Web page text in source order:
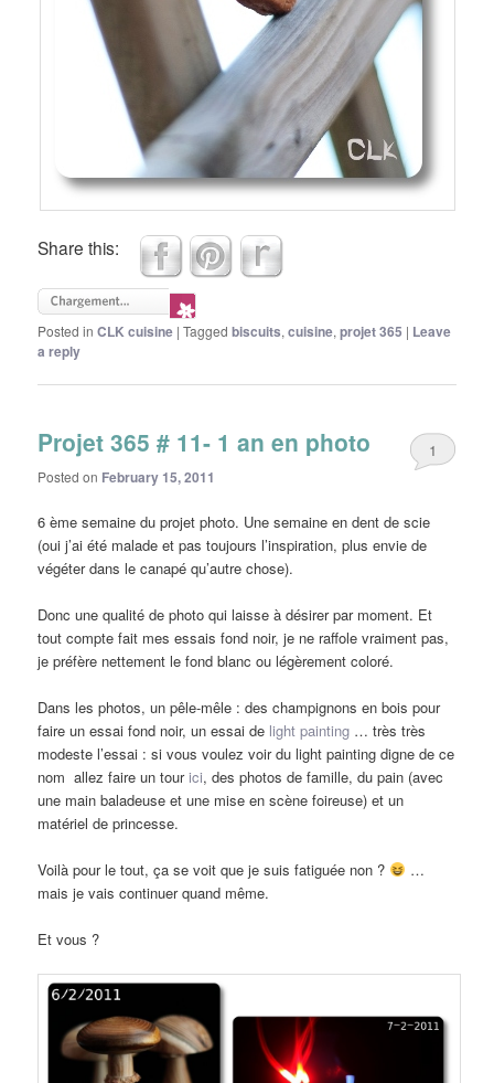
Share this:
Posted in CLK cuisine |Tagged biscuits,cuisine,projet 365 | Leave
a reply
Projet 365 # 11- 1 an en photo
Posted on February 15, 2011
1
6 ème semaine du projet photo. Une semaine en dent de scie
(oui j’ai été malade et pas toujours l’inspiration, plus envie de
végéter dans le canapé qu’autre chose).
Donc une qualité de photo qui laisse à désirer par moment. Et
tout compte fait mes essais fond noir, je ne raffole vraiment pas,
je préfère nettement le fond blanc ou légèrement coloré.
Dans les photos, un pêle-mêle : des champignons en bois pour
faire un essai fond noir, un essai de light painting … très très
modeste l’essai : si vous voulez voir du light painting digne de ce
nom allez faire un tourici, des photos de famille, du pain (avec
une main baladeuse et une mise en scène foireuse) et un
matériel de princesse.
Voilà pour le tout, ça se voit que je suis fatiguée non ?
…
mais je vais continuer quand même.
Et vous ?